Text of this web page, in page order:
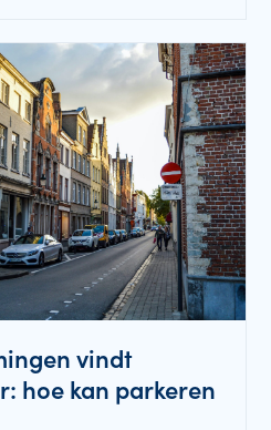
vindt
hoe kan parkeren